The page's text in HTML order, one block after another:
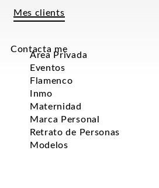
Mes clients
Area Privada
Eventos
Flamenco
Inmo
Maternidad
Marca Personal
Retrato de Personas
Modelos
Contacta me